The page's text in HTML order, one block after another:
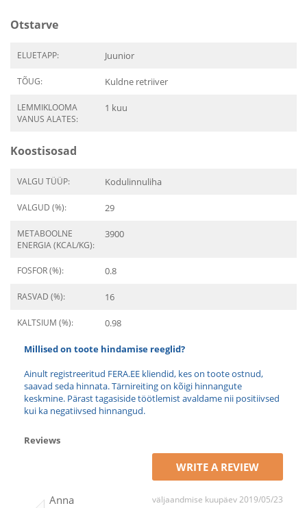
Otstarve
ELUETAPP: Juunior
TÕUG: Kuldne retriiver
LEMMIKLOOMA
VANUS ALATES:
1 kuu
Koostisosad
VALGU TÜÜP: Kodulinnuliha
VALGUD (%): 29
METABOOLNE
ENERGIA (KCAL/KG):
3900
FOSFOR (%): 0.8
RASVAD (%): 16
KALTSIUM (%): 0.98
Millised on toote hindamise reeglid?
Ainult registreeritud FERA.EE kliendid, kes on toote ostnud,
saavad seda hinnata. Tärnireiting on kõigi hinnangute
keskmine. Pärast tagasiside töötlemist avaldame nii positiivsed
kui ka negatiivsed hinnangud.
Reviews
WRITE A REVIEW
Anna väljaandmise kuupäev 2019/05/23